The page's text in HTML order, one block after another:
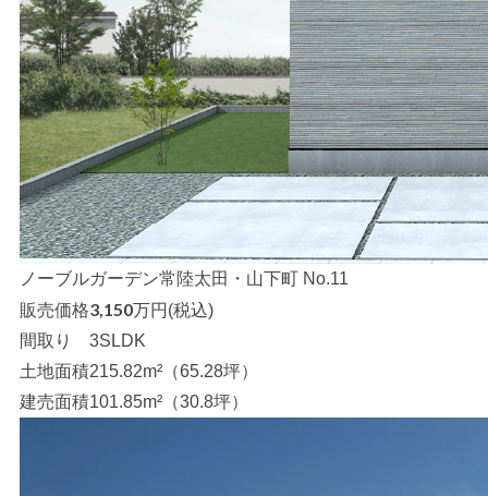
ノーブルガーデン常陸太田・山下町 No.11
販売価格3,150万円(税込)
間取り
3SLDK
土地面積215.82m²（65.28坪）
建売面積101.85m²（30.8坪）